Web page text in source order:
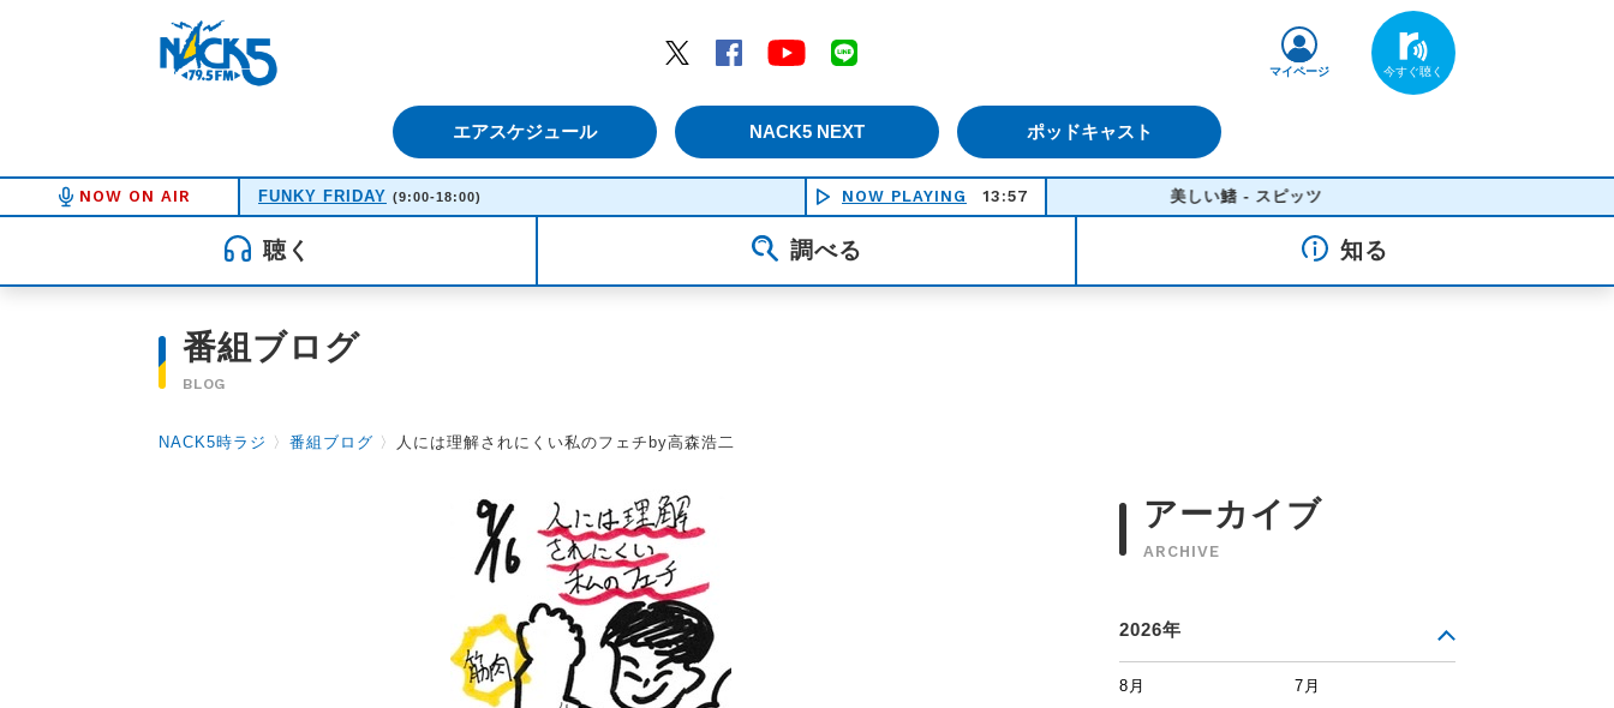
Twitter
Facebook YouTube
エアスケジュール NACK5 NEXT ポッドキャスト
マイページ
NOW ON AIR FUNKY FRIDAY (9:00-18:00) NOW PLAYING 13:57 美しい鰭 - スピッツ
聴く 調べる 知る
番組ブログ
BLOG
NACK5時ラジ 〉 番組ブログ 〉 人には理解されにくい私のフェチby高森浩二
アーカイブ
ARCHIVE
2026年
8月 7月